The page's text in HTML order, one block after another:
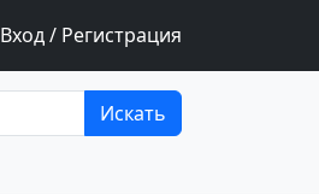
Вход / Регистрация
Искать